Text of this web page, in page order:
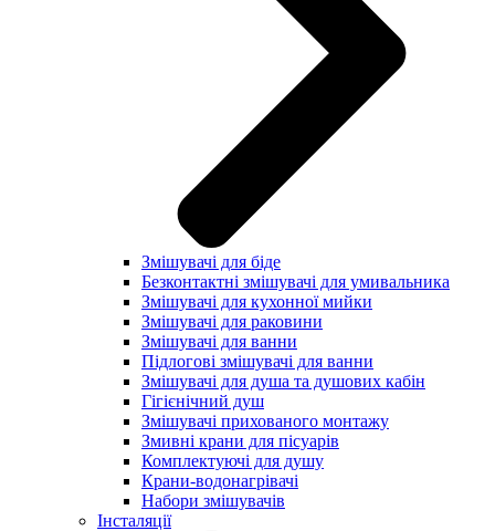
Змішувачі для біде
Безконтактні змішувачі для умивальника
Змішувачі для кухонної мийки
Змішувачі для раковини
Змішувачі для ванни
Підлогові змішувачі для ванни
Змішувачі для душа та душових кабін
Гігієнічний душ
Змішувачі прихованого монтажу
Змивні крани для пісуарів
Комплектуючі для душу
Крани-водонагрівачі
Набори змішувачів
Інсталяції